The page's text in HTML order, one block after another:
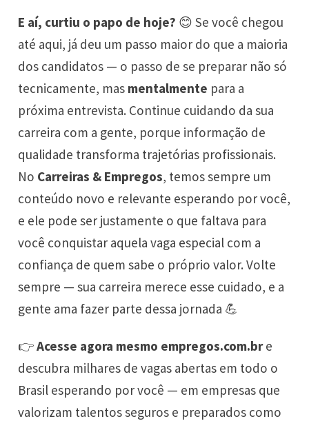
E aí, curtiu o papo de hoje? 😊 Se você chegou
até aqui, já deu um passo maior do que a maioria
dos candidatos — o passo de se preparar não só
tecnicamente, mas mentalmente para a
próxima entrevista. Continue cuidando da sua
carreira com a gente, porque informação de
qualidade transforma trajetórias profissionais.
No Carreiras & Empregos, temos sempre um
conteúdo novo e relevante esperando por você,
e ele pode ser justamente o que faltava para
você conquistar aquela vaga especial com a
confiança de quem sabe o próprio valor. Volte
sempre — sua carreira merece esse cuidado, e a
gente ama fazer parte dessa jornada 💪
👉Acesse agora mesmo empregos.com.bre
descubra milhares de vagas abertas em todo o
Brasil esperando por você — em empresas que
valorizam talentos seguros e preparados como